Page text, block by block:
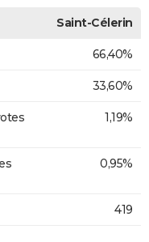
Saint-Célerin
66,40%
33,60%
1,19%
0,95%
419